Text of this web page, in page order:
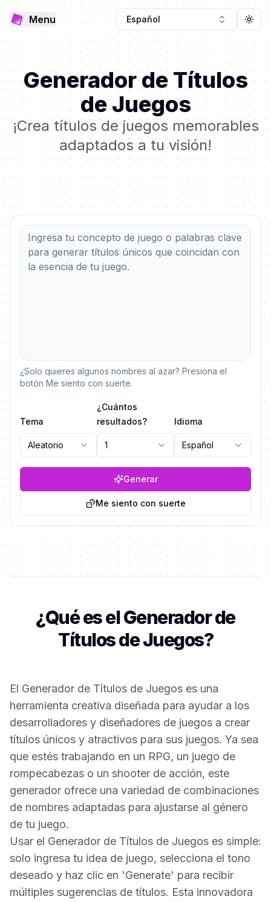
Menu Español
Generador de Títulos
de Juegos
¡Crea títulos de juegos memorables
adaptados a tu visión!
¿Solo quieres algunos nombres al azar? Presiona el
botón Me siento con suerte.
Tema
Aleatorio
¿Cuántos
resultados?
1
Idioma
Español
Generar
Me siento con suerte
¿Qué es el Generador de
Títulos de Juegos?
El Generador de Títulos de Juegos es una
herramienta creativa diseñada para ayudar a los
desarrolladores y diseñadores de juegos a crear
títulos únicos y atractivos para sus juegos. Ya sea
que estés trabajando en un RPG, un juego de
rompecabezas o un shooter de acción, este
generador ofrece una variedad de combinaciones
de nombres adaptadas para ajustarse al género
de tu juego.
Usar el Generador de Títulos de Juegos es simple:
solo ingresa tu idea de juego, selecciona el tono
deseado y haz clic en 'Generate' para recibir
múltiples sugerencias de títulos. Esta innovadora